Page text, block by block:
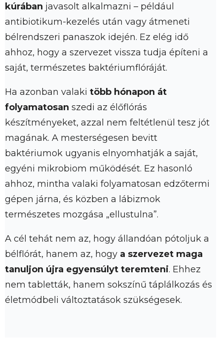
kúrában javasolt alkalmazni – például
antibiotikum-kezelés után vagy átmeneti
bélrendszeri panaszok idején. Ez elég idő
ahhoz, hogy a szervezet vissza tudja építeni a
saját, természetes baktériumflóráját.
Ha azonban valaki több hónapon át
folyamatosan szedi az élőflórás
készítményeket, azzal nem feltétlenül tesz jót
magának. A mesterségesen bevitt
baktériumok ugyanis elnyomhatják a saját,
egyéni mikrobiom működését. Ez hasonló
ahhoz, mintha valaki folyamatosan edzőtermi
gépen járna, és közben a lábizmok
természetes mozgása „ellustulna”.
A cél tehát nem az, hogy állandóan pótoljuk a
bélflórát, hanem az, hogy a szervezet maga
tanuljon újra egyensúlyt teremteni. Ehhez
nem tabletták, hanem sokszínű táplálkozás és
életmódbeli változtatások szükségesek.